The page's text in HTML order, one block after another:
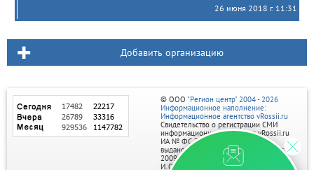
26 июня 2018 г. 11:31
Добавить организацию
© ООО "Регион центр" 2004 - 2026
Информационное наполнение:
Информационное агентство vRossii.ru
Свидетельство о регистрации СМИ
информационного агентства vRossii.ru
ИА № ФС 77‑35502
выдано РОСКОМНАДЗОРом 04 марта
2009г.
И. О. Главного редактора Нарыков А. Н.